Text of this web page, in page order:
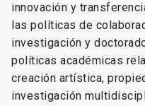
innovación y
las políticas de
investigación y
políticas académicas
creación artística,
investigación